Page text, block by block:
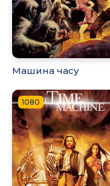
Машина часу
1080